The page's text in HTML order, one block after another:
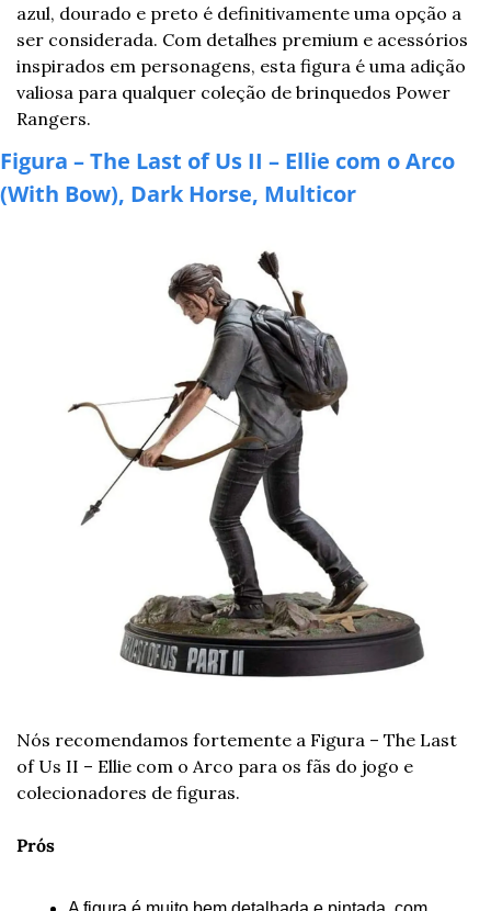
azul, dourado e preto é definitivamente uma opção a
ser considerada. Com detalhes premium e acessórios
inspirados em personagens, esta figura é uma adição
valiosa para qualquer coleção de brinquedos Power
Rangers.
Figura – The Last of Us II – Ellie com o Arco
(With Bow), Dark Horse, Multicor
Nós recomendamos fortemente a Figura – The Last
of Us II – Ellie com o Arco para os fãs do jogo e
colecionadores de figuras.
Prós